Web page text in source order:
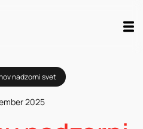
nadzorni svet
2025